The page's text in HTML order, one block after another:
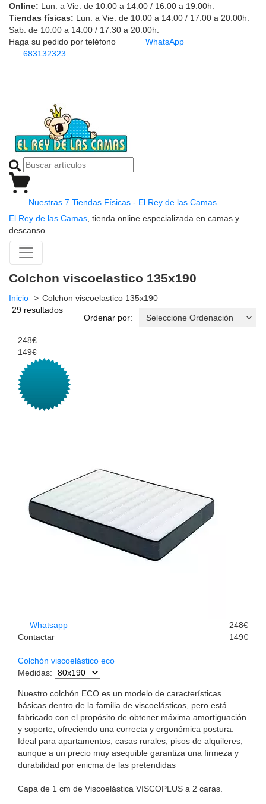
Online: Lun. a Vie. de 10:00 a 14:00 / 16:00 a 19:00h.
Tiendas físicas: Lun. a Vie. de 10:00 a 14:00 / 17:00 a 20:00h.
Sab. de 10:00 a 14:00 / 17:30 a 20:00h.
Haga su pedido por teléfono
683132323
WhatsApp
Nuestras 7 Tiendas Físicas - El Rey de las Camas
El Rey de las Camas , tienda online especializada en camas y
descanso.
Colchon viscoelastico 135x190
Inicio
Colchon viscoelastico 135x190
29 resultados
Ordenar por:
248€
149€
Whatsapp
Contactar
248€
149€
Colchón viscoelástico eco
Medidas:
Nuestro colchón ECO es un modelo de características
básicas dentro de la familia de viscoelásticos, pero está
fabricado con el propósito de obtener máxima amortiguación
y soporte, ofreciendo una correcta y ergonómica postura.
Ideal para apartamentos, casas rurales, pisos de alquileres,
aunque a un precio muy asequible garantiza una firmeza y
durabilidad por enicma de las pretendidas
Capa de 1 cm de Viscoelástica VISCOPLUS a 2 caras.